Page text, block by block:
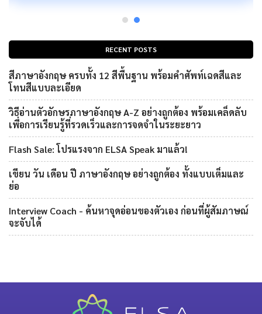
RECENT POSTS
สีภาษาอังกฤษ ครบทั้ง 12 สีพื้นฐาน พร้อมคำศัพท์เฉดสีและ
โทนสีแบบละเอียด
วิธีอ่านตัวอักษรภาษาอังกฤษ A-Z อย่างถูกต้อง พร้อมเคล็ดลับ
เพื่อการเรียนรู้ที่รวดเร็วและการจดจำในระยะยาว
Flash Sale: โปรแรงจาก ELSA Speak มาแล้ว!
เขียน วัน เดือน ปี ภาษาอังกฤษ อย่างถูกต้อง ทั้งแบบเต็มและ
ย่อ
Interview Coach - ค้นหาจุดอ่อนของตัวเอง ก่อนที่ผู้สัมภาษณ์
จะจับได้